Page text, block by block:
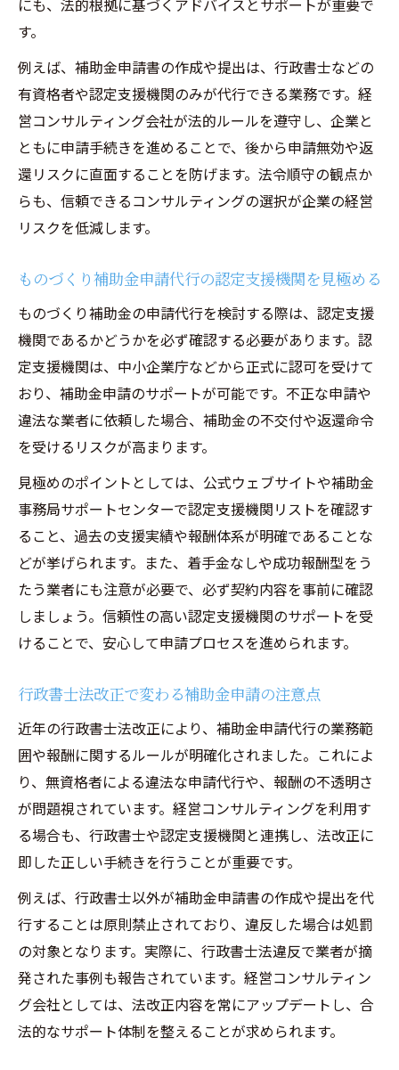
にも、法的根拠に基づくアドバイスとサポートが重要で
す。
例えば、補助金申請書の作成や提出は、行政書士などの
有資格者や認定支援機関のみが代行できる業務です。経
営コンサルティング会社が法的ルールを遵守し、企業と
ともに申請手続きを進めることで、後から申請無効や返
還リスクに直面することを防げます。法令順守の観点か
らも、信頼できるコンサルティングの選択が企業の経営
リスクを低減します。
ものづくり補助金申請代行の認定支援機関を見極める
ものづくり補助金の申請代行を検討する際は、認定支援
機関であるかどうかを必ず確認する必要があります。認
定支援機関は、中小企業庁などから正式に認可を受けて
おり、補助金申請のサポートが可能です。不正な申請や
違法な業者に依頼した場合、補助金の不交付や返還命令
を受けるリスクが高まります。
見極めのポイントとしては、公式ウェブサイトや補助金
事務局サポートセンターで認定支援機関リストを確認す
ること、過去の支援実績や報酬体系が明確であることな
どが挙げられます。また、着手金なしや成功報酬型をう
たう業者にも注意が必要で、必ず契約内容を事前に確認
しましょう。信頼性の高い認定支援機関のサポートを受
けることで、安心して申請プロセスを進められます。
行政書士法改正で変わる補助金申請の注意点
近年の行政書士法改正により、補助金申請代行の業務範
囲や報酬に関するルールが明確化されました。これによ
り、無資格者による違法な申請代行や、報酬の不透明さ
が問題視されています。経営コンサルティングを利用す
る場合も、行政書士や認定支援機関と連携し、法改正に
即した正しい手続きを行うことが重要です。
例えば、行政書士以外が補助金申請書の作成や提出を代
行することは原則禁止されており、違反した場合は処罰
の対象となります。実際に、行政書士法違反で業者が摘
発された事例も報告されています。経営コンサルティン
グ会社としては、法改正内容を常にアップデートし、合
法的なサポート体制を整えることが求められます。